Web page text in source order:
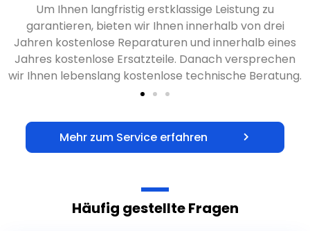
Um Ihnen langfristig erstklassige Leistung zu
garantieren, bieten wir Ihnen innerhalb von drei
Jahren kostenlose Reparaturen und innerhalb eines
Jahres kostenlose Ersatzteile. Danach versprechen
wir Ihnen lebenslang kostenlose technische Beratung.
Mehr zum Service erfahren
Häufig gestellte Fragen